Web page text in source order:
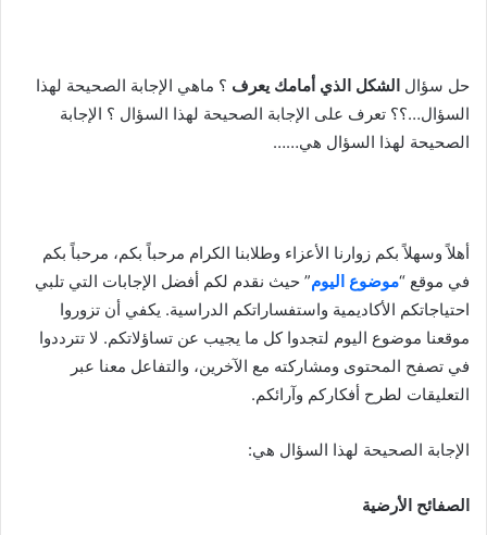
حل سؤال الشكل الذي أمامك يعرف ؟ ماهي الإجابة الصحيحة لهذا
السؤال…؟؟ تعرف على الإجابة الصحيحة لهذا السؤال ؟ الإجابة
الصحيحة لهذا السؤال هي……
أهلاً وسهلاً بكم زوارنا الأعزاء وطلابنا الكرام مرحباً بكم، مرحباً بكم
في موقع “موضوع اليوم” حيث نقدم لكم أفضل الإجابات التي تلبي
احتياجاتكم الأكاديمية واستفساراتكم الدراسية. يكفي أن تزوروا
موقعنا موضوع اليوم لتجدوا كل ما يجيب عن تساؤلاتكم. لا تترددوا
في تصفح المحتوى ومشاركته مع الآخرين، والتفاعل معنا عبر
التعليقات لطرح أفكاركم وآرائكم.
الإجابة الصحيحة لهذا السؤال هي:
الصفائح الأرضية